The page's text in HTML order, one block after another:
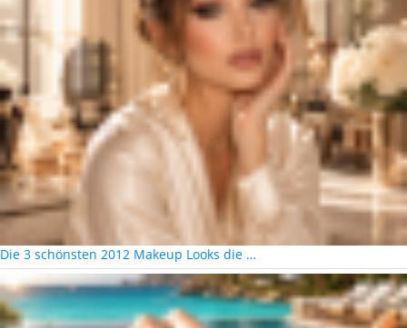
Die 3 schönsten 2012 Makeup Looks die …